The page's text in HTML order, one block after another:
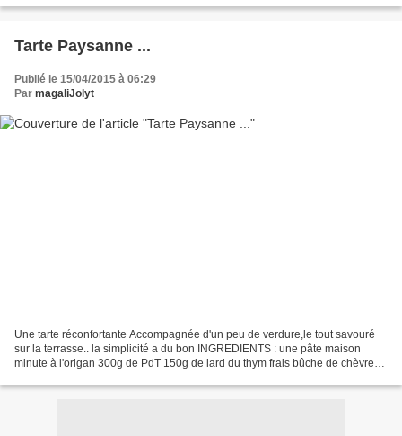
Tarte Paysanne ...
Publié le 15/04/2015 à 06:29
Par magaliJolyt
Une tarte réconfortante Accompagnée d'un peu de verdure,le tout savouré
sur la terrasse.. la simplicité a du bon INGREDIENTS : une pâte maison
minute à l'origan 300g de PdT 150g de lard du thym frais bûche de chèvre